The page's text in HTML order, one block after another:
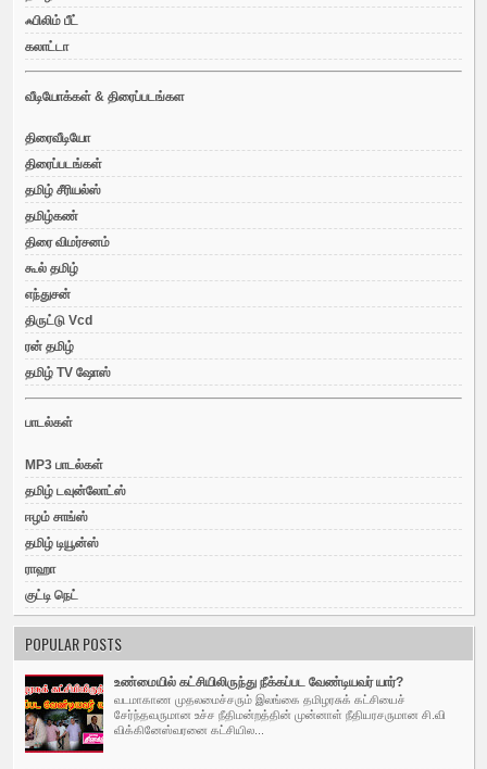
ஃபிலிம் பீட்
கலாட்டா
வீடியோக்கள் & திரைப்படங்கள
திரைவீடியோ
திரைப்படங்கள்
தமிழ் சீரியல்ஸ்
தமிழ்கண்
திரை விமர்சனம்
கூல் தமிழ்
எந்துசன்
திருட்டு Vcd
ரன் தமிழ்
தமிழ் TV ஷோஸ்
பாடல்கள்
MP3 பாடல்கள்
தமிழ் டவுன்லோட்ஸ்
ஈழம் சாங்ஸ்
தமிழ் டியூன்ஸ்
ராஹா
குட்டி நெட்
POPULAR POSTS
உண்மையில் கட்சியிலிருந்து நீக்கப்பட வேண்டியவர் யார்?
வடமாகாண முதலமைச்சரும் இலங்கை தமிழரசுக் கட்சியைச்
சேர்ந்தவருமான உச்ச நீதிமன்றத்தின் முன்னாள் நீதியரசருமான சி.வி
விக்கினேஸ்வரனை கட்சியில...